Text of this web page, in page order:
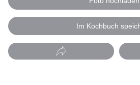
Im Kochbuch